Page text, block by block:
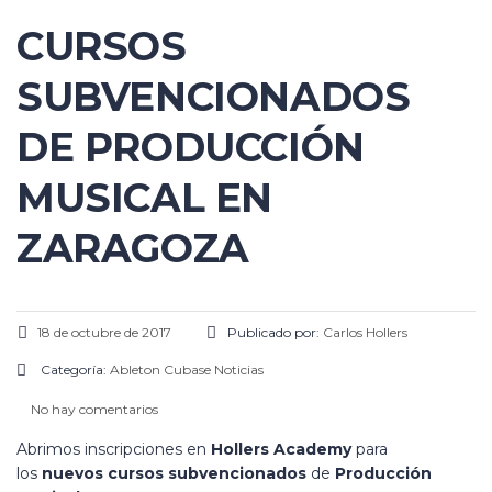
CURSOS
SUBVENCIONADOS
DE PRODUCCIÓN
MUSICAL EN
ZARAGOZA
18 de octubre de 2017 Publicado por: Carlos Hollers
Categoría: Ableton Cubase Noticias
No hay comentarios
Abrimos inscripciones en Hollers Academypara
los nuevos cursos subvencionados de Producción